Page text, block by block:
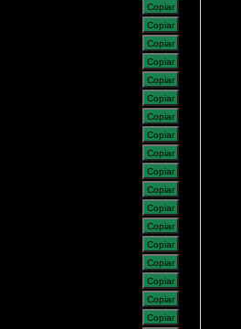
Copiar
Copiar
Copiar
Copiar
Copiar
Copiar
Copiar
Copiar
Copiar
Copiar
Copiar
Copiar
Copiar
Copiar
Copiar
Copiar
Copiar
Copiar